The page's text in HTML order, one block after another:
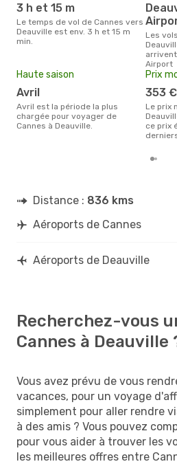
3 h et 15 m
Le temps de vol de Cannes vers
Deauville est env. 3 h et 15 m
min.
Deauville - Normandie
Les vols ayant pour destination
Airport
Haute saison
avril
avril est la période la plus
chargée pour voyager de
Cannes à Deauville.
Prix
353 €
Le prix moyen d'un billet Cannes
ce prix
Distance : 836 kms
Aéroports de Cannes
Aéroports de Deauville
Recherchez-vous
Cannes à Deauville
Vous avez prévu de vous
vacances, pour un voyage
simplement pour aller rendre
à des amis ? Vous pouvez
pour vous aider à trouver les
les meilleures offres entre